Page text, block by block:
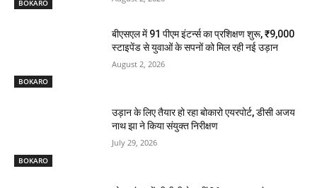
BOKARO
BOKARO
बीएसएल में 91 पीएम इंटर्न्स का प्रशिक्षण शुरू, ₹9,000
स्टाइपेंड से युवाओं के सपनों को मिल रही नई उड़ान
August 2, 2026
BOKARO
उड़ान के लिए तैयार हो रहा बोकारो एयरपोर्ट, डीसी अजय
नाथ झा ने किया संयुक्त निरीक्षण
July 29, 2026